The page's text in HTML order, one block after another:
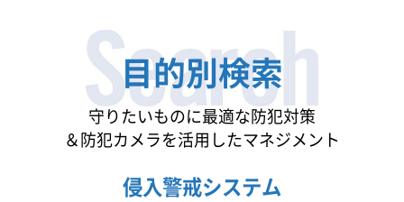
目的別検索
守りたいものに最適な防犯対策
＆防犯カメラを活用したマネジメント
侵入警戒システム